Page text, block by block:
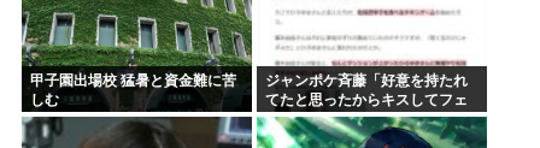
甲子園出場校 猛暑と資金難に苦
しむ
ジャンポケ斉藤「好意を持たれ
てたと思ったからキスしてフェ
ラさせただけ」これセーフで
は？